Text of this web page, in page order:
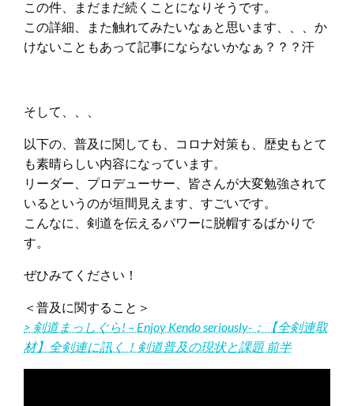
この件、まだまだ続くことになりそうです。
この詳細、また触れてみたいなぁと思います、、、か
けないこともあって記事にならないかなぁ？？？汗
そして、、、
以下の、普及に関しても、コロナ対策も、歴史もとて
も素晴らしい内容になっています。
リーダー、プロデューサー、皆さんが大変勉強されて
いるというのが垣間見えます、すごいです。
こんなに、剣道を伝えるパワーに脱帽するばかりで
す。
ぜひみてください！
＜普及に関すること＞
> 剣道まっしぐら! – Enjoy Kendo seriously-：【全剣連取
材】全剣連に訊く！剣道普及の現状と課題 前半